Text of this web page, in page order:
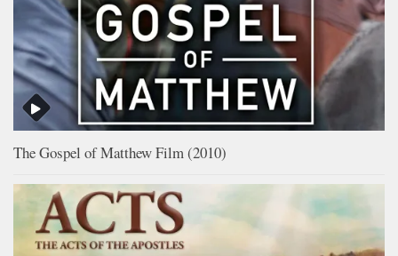
The Gospel of Matthew Film (2010)